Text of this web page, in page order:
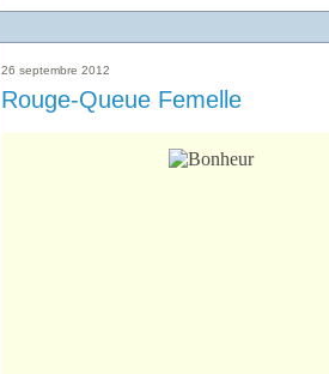
26 septembre 2012
Rouge-Queue Femelle